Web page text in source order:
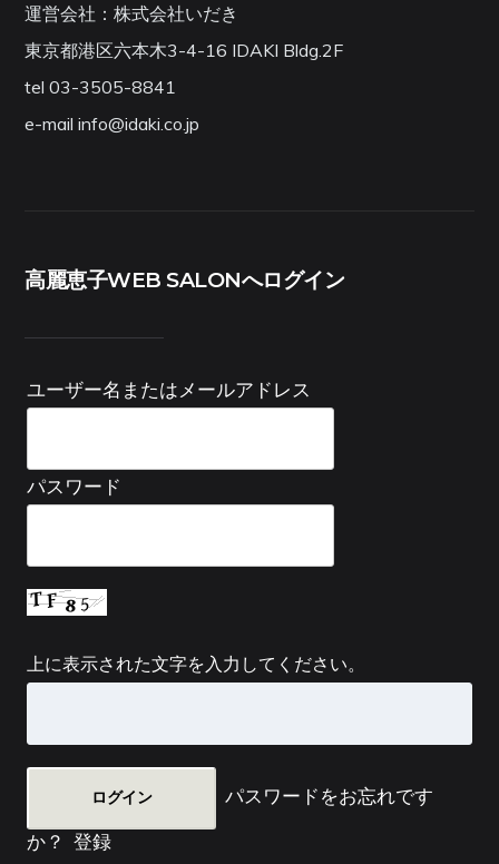
運営会社：株式会社いだき
東京都港区六本木3-4-16 IDAKI Bldg.2F
tel 03-3505-8841
e-mail info@idaki.co.jp
高麗恵子WEB SALONへログイン
ユーザー名またはメールアドレス
パスワード
上に表示された文字を入力してください。
パスワードをお忘れです
か？ 登録